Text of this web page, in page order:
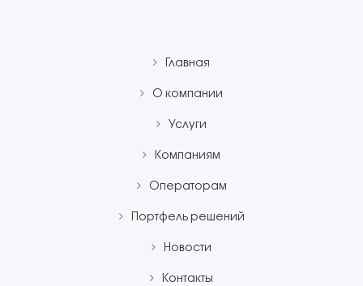
Главная
О компании
Услуги
Компаниям
Операторам
Портфель решений
Новости
Контакты